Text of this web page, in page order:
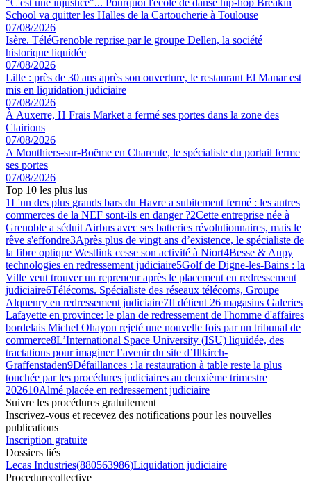
School va quitter les Halles de la Cartoucherie à Toulouse
07/08/2026
Isère. TéléGrenoble reprise par le groupe Dellen, la société
historique liquidée
07/08/2026
Lille : près de 30 ans après son ouverture, le restaurant El Manar est
mis en liquidation judiciaire
07/08/2026
À Auxerre, H Frais Market a fermé ses portes dans la zone des
Clairions
07/08/2026
A Mouthiers-sur-Boëme en Charente, le spécialiste du portail ferme
ses portes
07/08/2026
Top 10 les plus lus
1L'un des plus grands bars du Havre a subitement fermé : les autres
commerces de la NEF sont-ils en danger ?2Cette entreprise née à
Grenoble a séduit Airbus avec ses batteries révolutionnaires, mais le
rêve s'effondre3Après plus de vingt ans d’existence, le spécialiste de
la fibre optique Westlink cesse son activité à Niort4Besse & Aupy
technologies en redressement judiciaire5Golf de Digne-les-Bains : la
Ville veut trouver un repreneur après le placement en redressement
judiciaire6Télécoms. Spécialiste des réseaux télécoms, Groupe
Alquenry en redressement judiciaire7Il détient 26 magasins Galeries
Lafayette en province: le plan de redressement de l'homme d'affaires
bordelais Michel Ohayon rejeté une nouvelle fois par un tribunal de
commerce8L’International Space University (ISU) liquidée, des
tractations pour imaginer l’avenir du site d’Illkirch-
Graffenstaden9Défaillances : la restauration à table reste la plus
touchée par les procédures judiciaires au deuxième trimestre
202610Almé placée en redressement judiciaire
Suivre les procédures gratuitement
Inscrivez-vous et recevez des notifications pour les nouvelles
publications
Inscription gratuite
Dossiers liés
Lecas Industries(880563986)Liquidation judiciaire
Procedurecollective